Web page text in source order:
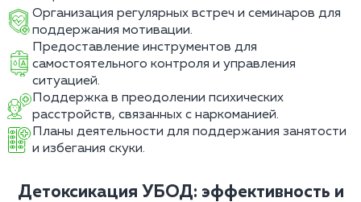
Организация регулярных встреч и семинаров для
поддержания мотивации.
Предоставление инструментов для
самостоятельного контроля и управления
ситуацией.
Поддержка в преодолении психических
расстройств, связанных с наркоманией.
Планы деятельности для поддержания занятости
и избегания скуки.
Детоксикация УБОД: эффективность и